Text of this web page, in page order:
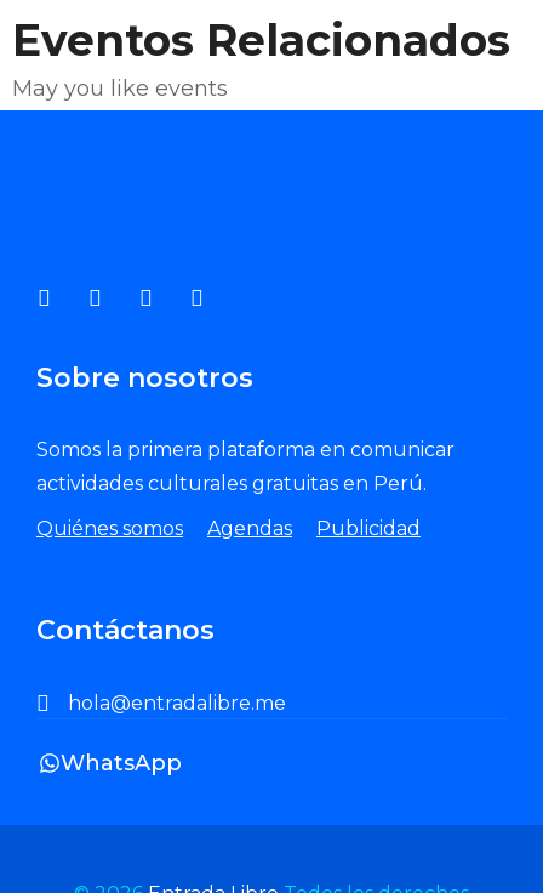
Eventos Relacionados
May you like events
Sobre nosotros
Somos la primera plataforma en comunicar
actividades culturales gratuitas en Perú.
Quiénes somos
Agendas Publicidad
Contáctanos
hola@entradalibre.me
WhatsApp